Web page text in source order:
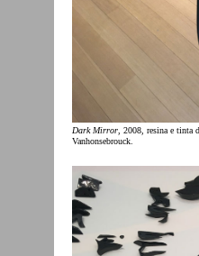
Dark Mirror, 2008, resina e tinta
Vanhonsebrouck.